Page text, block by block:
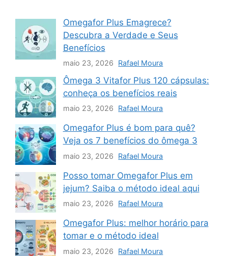
Omegafor Plus Emagrece?
Descubra a Verdade e Seus
Benefícios
maio 23, 2026 Rafael Moura
Ômega 3 Vitafor Plus 120 cápsulas:
conheça os benefícios reais
maio 23, 2026 Rafael Moura
Omegafor Plus é bom para quê?
Veja os 7 benefícios do ômega 3
maio 23, 2026 Rafael Moura
Posso tomar Omegafor Plus em
jejum? Saiba o método ideal aqui
maio 23, 2026 Rafael Moura
Omegafor Plus: melhor horário para
tomar e o método ideal
maio 23, 2026 Rafael Moura